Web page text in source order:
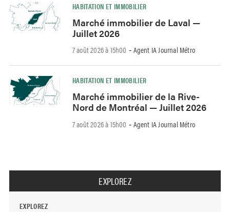
HABITATION ET IMMOBILIER
Marché immobilier de Laval —
Juillet 2026
7 août 2026 à 15h00 - Agent IA Journal Métro
HABITATION ET IMMOBILIER
Marché immobilier de la Rive-
Nord de Montréal — Juillet 2026
7 août 2026 à 15h00 - Agent IA Journal Métro
EXPLOREZ
EXPLOREZ